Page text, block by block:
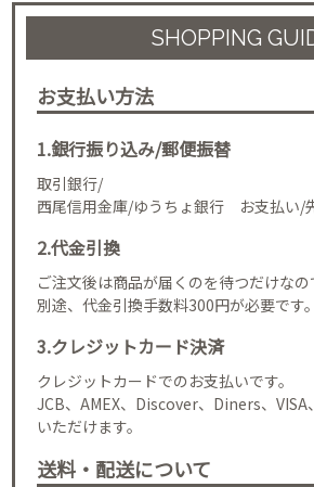
SHOPPING
お支払い方法
1.銀行振り込み/郵便振替
取引銀行/
西尾信用金庫/ゆうちょ銀行 お支払い/
2.代金引換
ご注文後は商品が届くのを待つだけなの
別途、代金引換手数料300円が必要です。
3.クレジットカード決済
クレジットカードでのお支払いです。
JCB、AMEX、Discover、Diners、
いただけます。
送料・配送について